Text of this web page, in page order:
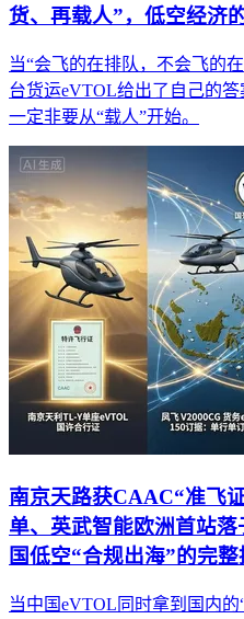
货、再载人”，低空经济
当“会飞的在排队，不会飞的
台货运eVTOL给出了自己的
一定非要从“载人”开始。
南京天路获CAAC“准飞
单、英武智能欧洲首站
国低空“合规出海”的完整
当中国eVTOL同时拿到国内的